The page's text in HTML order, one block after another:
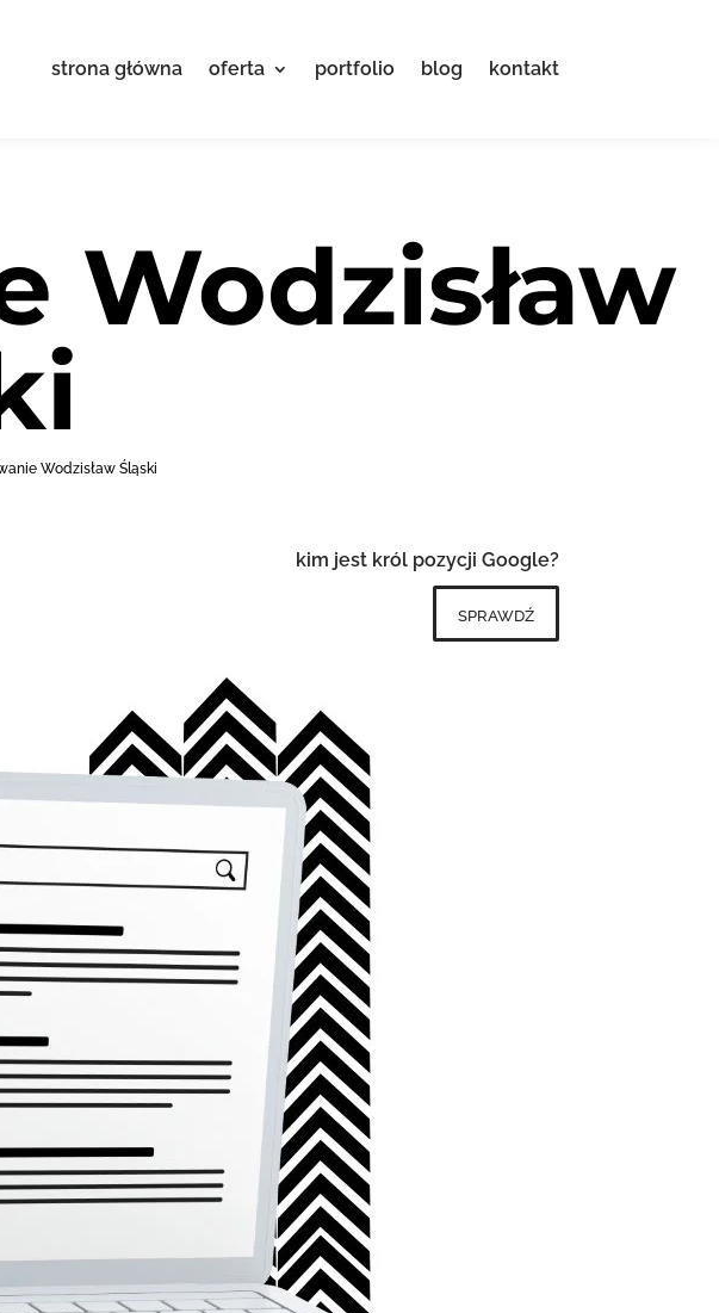
strona główna oferta portfolio blog kontakt
Wodzisław
Wodzisław Śląski
kim jest król pozycji Google?
sprawdź